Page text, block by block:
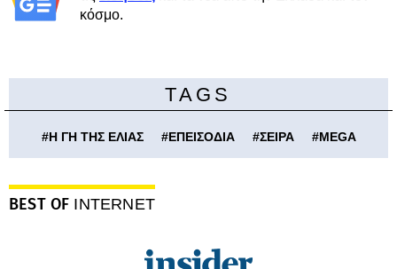
κόσμο.
TAGS
#Η ΓΗ ΤΗΣ ΕΛΙΑΣ #ΕΠΕΙΣΟΔΙΑ #ΣΕΙΡΑ #MEGA
BEST OF INTERNET